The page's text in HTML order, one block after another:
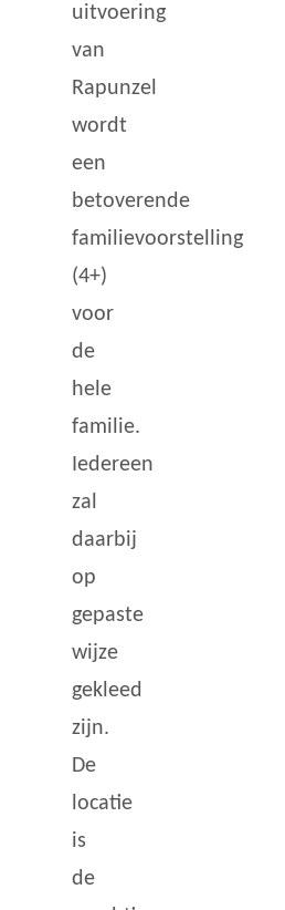
uitvoering
van
Rapunzel
wordt
een
betoverende
familievoorstelling
(4+)
voor
de
hele
familie.
Iedereen
zal
daarbij
op
gepaste
wijze
gekleed
zijn.
De
locatie
is
de